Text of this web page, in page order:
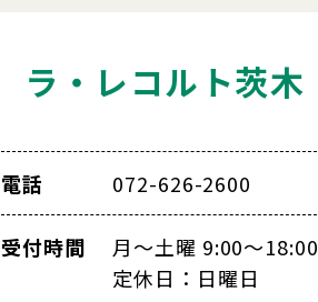
ラ・レコルト茨木
電話 072-626-2600
受付時間
月～土曜 9:00～18:00
定休日：日曜日